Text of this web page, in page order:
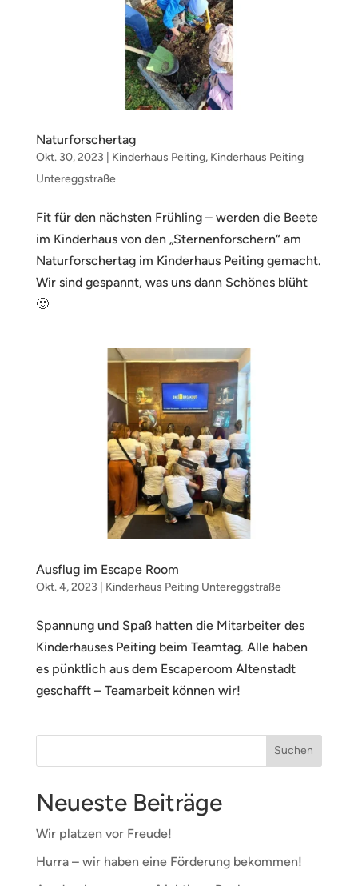
Naturforschertag
Okt. 30, 2023 Kinderhaus Peiting, Kinderhaus Peiting
Untereggstraße
Fit für den nächsten Frühling – werden die Beete
im Kinderhaus von den „Sternenforschern“ am
Naturforschertag im Kinderhaus Peiting gemacht.
Wir sind gespannt, was uns dann Schönes blüht
🙂
Ausflug im Escape Room
Okt. 4, 2023 Kinderhaus Peiting Untereggstraße
Spannung und Spaß hatten die Mitarbeiter des
Kinderhauses Peiting beim Teamtag. Alle haben
es pünktlich aus dem Escaperoom Altenstadt
geschafft – Teamarbeit können wir!
Neueste Beiträge
Wir platzen vor Freude!
Hurra – wir haben eine Förderung bekommen!